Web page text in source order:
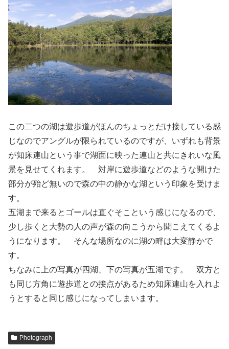
この二つの湖は遊歩道がほんのちょっとだけ接している感
じなのでアングルが限られているのですが、いずれも背景
が知床連山という事で湖面に映った連山と共にきれいな風
景を見せてくれます。 対岸に遊歩道などのような開けた
部分が殆ど無いので森の中の静かな湖という印象を受けま
す。
五湖まで来るとゴールは直ぐそこという感じになるので、
少し歩くと大勢の人の声が森の向こうから聞こえてくるよ
うになります。 そんな場所なのに湖の畔は大変静かで
す。
ちなみに上の写真が四湖、下の写真が五湖です。 双方と
も同じ方角に遊歩道との接点があるため知床連山を入れよ
うとすると同じ感じになってしまいます。
Photograph